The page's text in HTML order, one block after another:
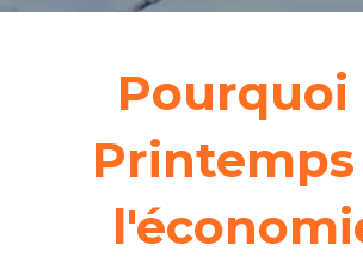
Pourquoi
Printemps